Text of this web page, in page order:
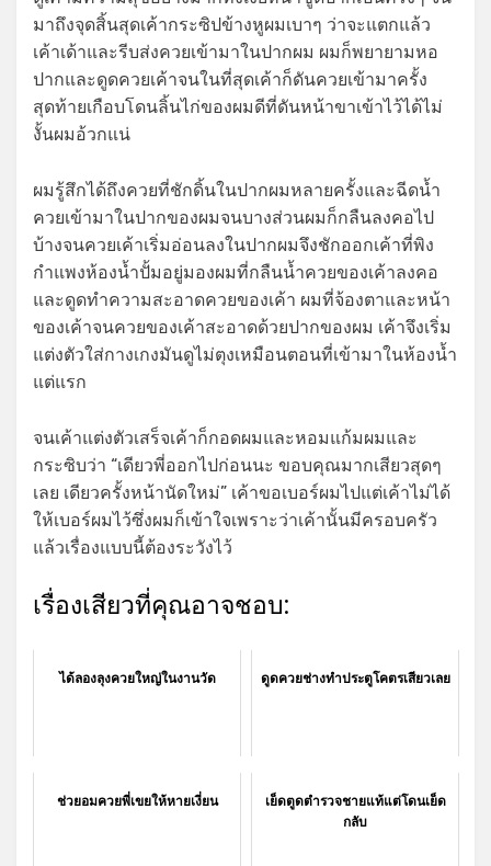
มาถึงจุดสิ้นสุดเค้ากระซิปข้างหูผมเบาๆ ว่าจะแตกแล้ว
เค้าเด้าและรีบส่งควยเข้ามาในปากผม ผมก็พยายามหอ
ปากและดูดควยเค้าจนในที่สุดเค้าก็ดันควยเข้ามาครั้ง
สุดท้ายเกือบโดนลิ้นไก่ของผมดีที่ดันหน้าขาเข้าไว้ได้ไม่
งั้นผมอ้วกแน่
ผมรู้สึกได้ถึงควยที่ชักดิ้นในปากผมหลายครั้งและฉีดน้ำ
ควยเข้ามาในปากของผมจนบางส่วนผมก็กลืนลงคอไป
บ้างจนควยเค้าเริ่มอ่อนลงในปากผมจึงชักออกเค้าที่พิง
กำแพงห้องน้ำปั้มอยู่มองผมที่กลืนน้ำควยของเค้าลงคอ
และดูดทำความสะอาดควยของเค้า ผมที่จ้องตาและหน้า
ของเค้าจนควยของเค้าสะอาดด้วยปากของผม เค้าจึงเริ่ม
แต่งตัวใส่กางเกงมันดูไม่ตุงเหมือนตอนที่เข้ามาในห้องน้ำ
แต่แรก
จนเค้าแต่งตัวเสร็จเค้าก็กอดผมและหอมแก้มผมและ
กระซิบว่า “เดียวพี่ออกไปก่อนนะ ขอบคุณมากเสียวสุดๆ
เลย เดียวครั้งหน้านัดใหม่” เค้าขอเบอร์ผมไปแต่เค้าไม่ได้
ให้เบอร์ผมไว้ซึ่งผมก็เข้าใจเพราะว่าเค้านั้นมีครอบครัว
แล้วเรื่องแบบนี้ต้องระวังไว้
เรื่องเสียวที่คุณอาจชอบ:
ได้ลองลุงควยใหญ่ในงานวัด ดูดควยช่างทำประตูโคตรเสียวเลย
ช่วยอมควยพี่เขยให้หายเงี่ยน
เย็ดตูดตำรวจชายแท้แต่โดนเย็ด
กลับ